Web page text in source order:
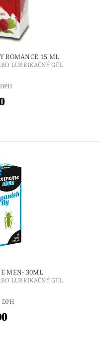
ROMANCE 15 ML
LUBRIKAČNÝ GÉL
MEN- 30ML
LUBRIKAČNÝ GÉL